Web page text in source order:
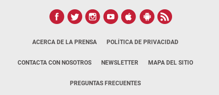
ACERCA DE LA PRENSA POLÍTICA DE PRIVACIDAD
CONTACTA CON NOSOTROS NEWSLETTER MAPA DEL SITIO
PREGUNTAS FRECUENTES